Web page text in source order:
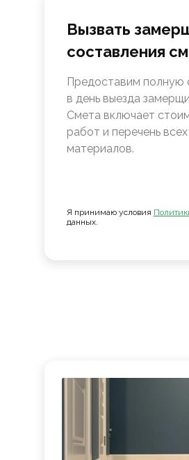
Вызвать
составления
Предоставим полную
в день выезда
Смета включает
работ и перечень
материалов.
Я принимаю условия
данных.